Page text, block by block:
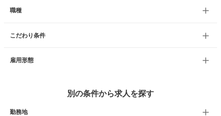
職種
こだわり条件
雇用形態
別の条件から求人を探す
勤務地